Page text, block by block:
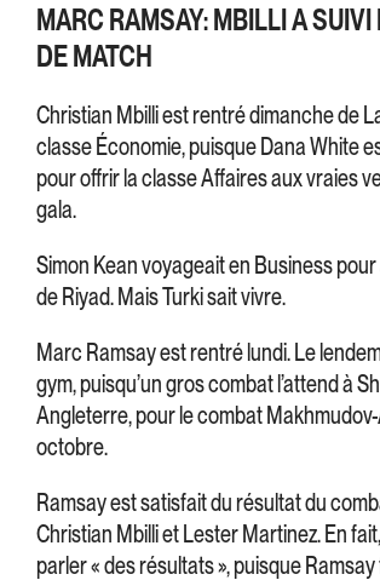
MARC RAMSAY: MBILLI A SUIVI
DE MATCH
Christian Mbilli est rentré dimanche de
classe Économie, puisque Dana White
pour offrir la classe Affaires aux vraies
gala.
Simon Kean voyageait en Business
de Riyad. Mais Turki sait vivre.
Marc Ramsay est rentré lundi. Le
gym, puisqu’un gros combat l’attend à
Angleterre, pour le combat Makhmudov-
octobre.
Ramsay est satisfait du résultat du
Christian Mbilli et Lester Martinez. En
parler « des résultats », puisque